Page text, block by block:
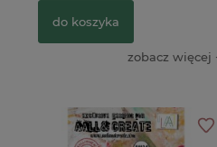
do koszykado koszyka
zobacz więcej